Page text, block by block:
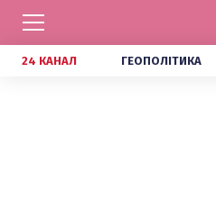
24 КАНАЛ ГЕОПОЛІТИКА